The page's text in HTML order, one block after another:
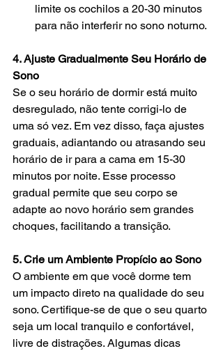
limite os cochilos a 20-30 minutos
para não interferir no sono noturno.
4. Ajuste Gradualmente Seu Horário de
Sono
Se o seu horário de dormir está muito
desregulado, não tente corrigi-lo de
uma só vez. Em vez disso, faça ajustes
graduais, adiantando ou atrasando seu
horário de ir para a cama em 15-30
minutos por noite. Esse processo
gradual permite que seu corpo se
adapte ao novo horário sem grandes
choques, facilitando a transição.
5. Crie um Ambiente Propício ao Sono
O ambiente em que você dorme tem
um impacto direto na qualidade do seu
sono. Certifique-se de que o seu quarto
seja um local tranquilo e confortável,
livre de distrações. Algumas dicas